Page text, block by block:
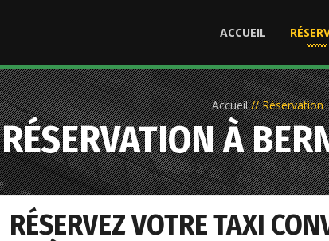
ACCUEIL
Accueil // Réservation
RÉSERVATION À
RÉSERVEZ VOTRE TAXI